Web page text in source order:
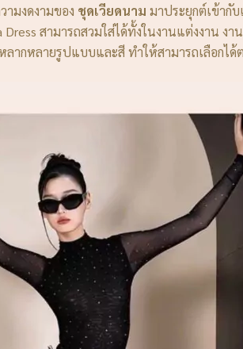
ามงดงามของ ชุดเวียดนาม มาประยุกต์เข้ากั
Dress สามารถสวมใส่ได้ทั้งในงานแต่งงาน ง
ลากหลายรูปแบบและสี ทำให้สามารถเลือกไ